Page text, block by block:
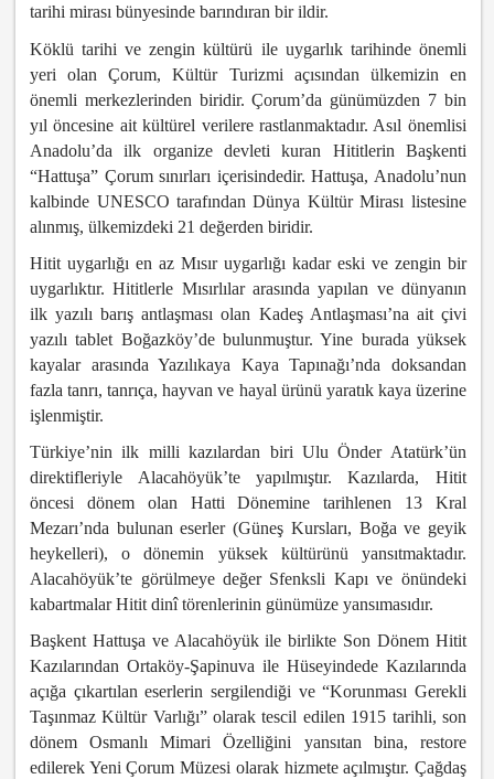
tarihi mirası bünyesinde barındıran bir ildir.
Köklü tarihi ve zengin kültürü ile uygarlık tarihinde önemli
yeri olan Çorum, Kültür Turizmi açısından ülkemizin en
önemli merkezlerinden biridir. Çorum’da günümüzden 7 bin
yıl öncesine ait kültürel verilere rastlanmaktadır. Asıl önemlisi
Anadolu’da ilk organize devleti kuran Hititlerin Başkenti
“Hattuşa” Çorum sınırları içerisindedir. Hattuşa, Anadolu’nun
kalbinde UNESCO tarafından Dünya Kültür Mirası listesine
alınmış, ülkemizdeki 21 değerden biridir.
Hitit uygarlığı en az Mısır uygarlığı kadar eski ve zengin bir
uygarlıktır. Hititlerle Mısırlılar arasında yapılan ve dünyanın
ilk yazılı barış antlaşması olan Kadeş Antlaşması’na ait çivi
yazılı tablet Boğazköy’de bulunmuştur. Yine burada yüksek
kayalar arasında Yazılıkaya Kaya Tapınağı’nda doksandan
fazla tanrı, tanrıça, hayvan ve hayal ürünü yaratık kaya üzerine
işlenmiştir.
Türkiye’nin ilk milli kazılardan biri Ulu Önder Atatürk’ün
direktifleriyle Alacahöyük’te yapılmıştır. Kazılarda, Hitit
öncesi dönem olan Hatti Dönemine tarihlenen 13 Kral
Mezarı’nda bulunan eserler (Güneş Kursları, Boğa ve geyik
heykelleri), o dönemin yüksek kültürünü yansıtmaktadır.
Alacahöyük’te görülmeye değer Sfenksli Kapı ve önündeki
kabartmalar Hitit dinî törenlerinin günümüze yansımasıdır.
Başkent Hattuşa ve Alacahöyük ile birlikte Son Dönem Hitit
Kazılarından Ortaköy-Şapinuva ile Hüseyindede Kazılarında
açığa çıkartılan eserlerin sergilendiği ve “Korunması Gerekli
Taşınmaz Kültür Varlığı” olarak tescil edilen 1915 tarihli, son
dönem Osmanlı Mimari Özelliğini yansıtan bina, restore
edilerek Yeni Çorum Müzesi olarak hizmete açılmıştır. Çağdaş